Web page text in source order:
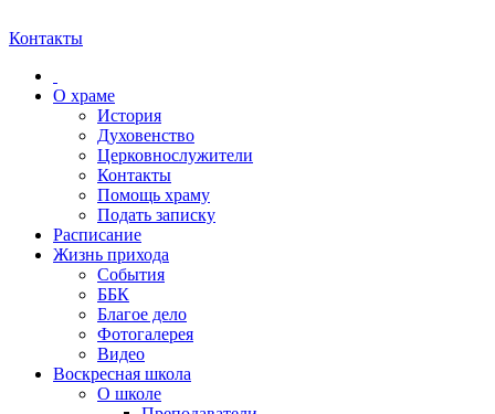
Контакты
О храме
История
Духовенство
Церковнослужители
Контакты
Помощь храму
Подать записку
Расписание
Жизнь прихода
События
ББК
Благое дело
Фотогалерея
Видео
Воскресная школа
О школе